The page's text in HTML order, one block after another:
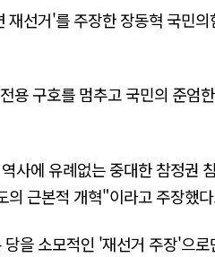
선거'를 주장한 장동혁 국민
용 구호를 멈추고 국민의 준엄
사에 유례없는 중대한 참정권
의 근본적 개혁"이라고 주장했
을 소모적인 '재선거 주장'으